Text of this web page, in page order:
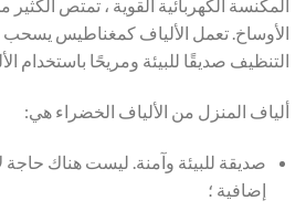
المكنسة الكهربائية القوية ، تمتص
الأوساخ. تعمل الألياف كمغناطيس يسحب
التنظيف صديقًا للبيئة ومريحًا باستخدام
ألياف المنزل من الألياف الخضراء هي:
صديقة للبيئة وآمنة. ليست هناك
إضافية ؛